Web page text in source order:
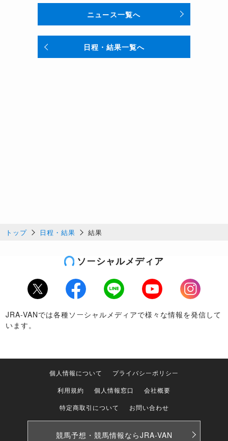
ニュース一覧へ
日程・結果一覧へ
トップ 日程・結果 結果
ソーシャルメディア
Twitter Facebook LINE Youtube
Instagram
JRA-VANでは各種ソーシャルメディアで様々な情報を発信して
います。
個人情報について
プライバシーポリシー
利用規約
個人情報窓口
会社概要
特定商取引について
お問い合わせ
競馬予想・競馬情報ならJRA-VAN